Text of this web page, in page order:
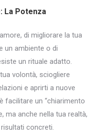
La Potenza
di migliorare la tua
un ambiente o di
un rituale adatto.
volontà, sciogliere
e aprirti a nuove
facilitare un “chiarimento
ma anche nella tua realtà,
concreti.